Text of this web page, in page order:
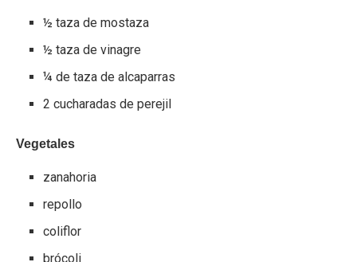
½ taza de mostaza
½ taza de vinagre
¼ de taza de alcaparras
2 cucharadas de perejil
Vegetales
zanahoria
repollo
coliflor
brócoli